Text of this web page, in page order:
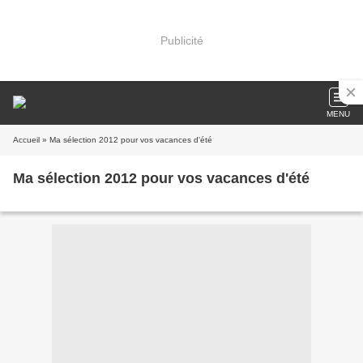
Publicité
MENU
Accueil » Ma sélection 2012 pour vos vacances d'été
Ma sélection 2012 pour vos vacances d'été